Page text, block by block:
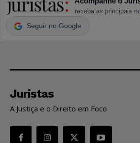
receba as principais
Seguir no Google
Juristas
A Justiça e o Direito em Foco